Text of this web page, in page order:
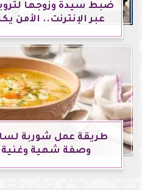
ضبط سيدة وزوجها
عبر الإنترنت.. الأمن
طريقة عمل شوربة
وصفة شهية وغنية